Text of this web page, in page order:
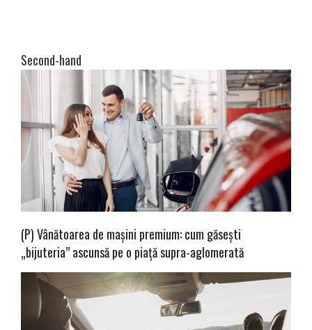
Second-hand
(P) Vânătoarea de mașini premium: cum găsești
„bijuteria” ascunsă pe o piață supra-aglomerată